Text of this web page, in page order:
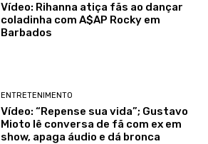
Vídeo: Rihanna atiça fãs ao dançar
coladinha com A$AP Rocky em
Barbados
ENTRETENIMENTO
Vídeo: “Repense sua vida”; Gustavo
Mioto lê conversa de fã com ex em
show, apaga áudio e dá bronca